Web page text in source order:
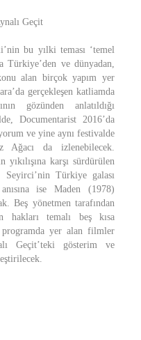
Geçit
bu yılki teması ‘temel
Türkiye’den ve dünyadan,
alan birçok yapım yer
gerçekleşen katliamda
gözünden anlatıldığı
Documentarist 2016’da
ve yine aynı festivalde
Ağacı da izlenebilecek.
yıkılışına karşı sürdürülen
Seyirci’nin Türkiye galası
ise Maden (1978)
Beş yönetmen tarafından
hakları temalı beş kısa
programda yer alan filmler
Geçit’teki gösterim ve